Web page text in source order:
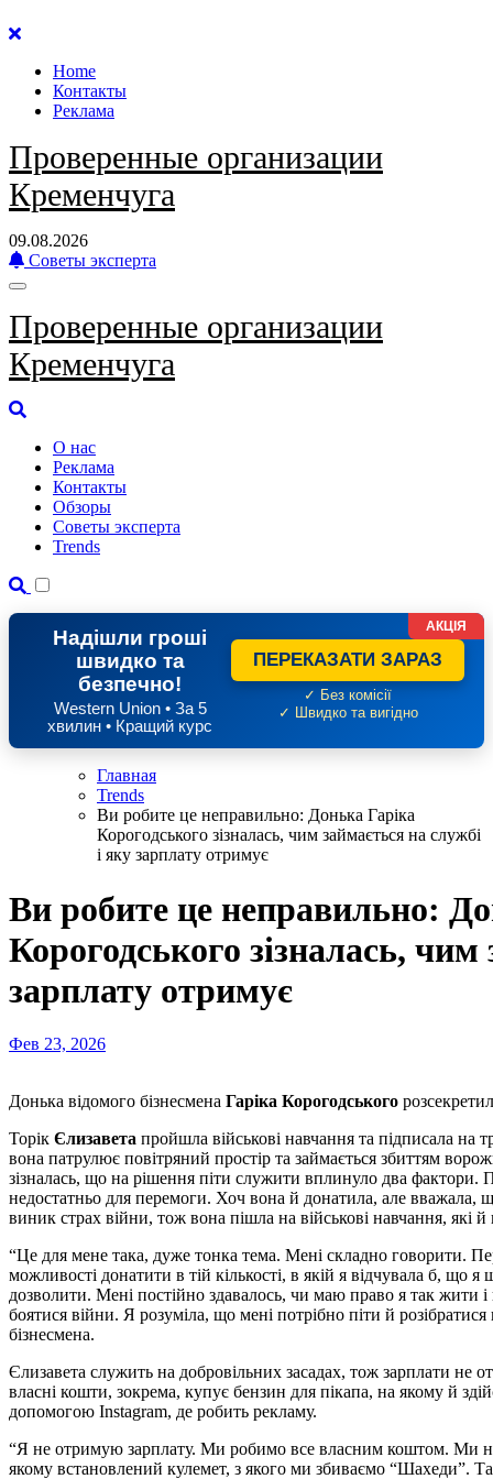
Перейти
содержанию
Home
Контакты
Реклама
Проверенные организации
Кременчуга
09.08.2026
Советы эксперта
Проверенные организации
Кременчуга
О нас
Реклама
Контакты
Обзоры
Советы эксперта
Trends
Надішли гроші
швидко та
безпечно!
Western Union • За 5
хвилин • Кращий курс
ПЕРЕКАЗАТИ ЗАРАЗ
✓ Без комісії
✓ Швидко та вигідно
АКЦІЯ
Главная
Trends
Ви робите це неправильно: Донька Гаріка
Корогодського зізналась, чим займається на службі
і яку зарплату отримує
Ви робите це неправильно:
Корогодського зізналась,
зарплату отримує
Фев 23, 2026
Донька відомого бізнесмена Гаріка Корогодського
Торік Єлизавета пройшла військові навчання та підписала на
вона патрулює повітряний простір та займається збиттям
зізналась, що на рішення піти служити вплинуло два
недостатньо для перемоги. Хоч вона й донатила, але
виник страх війни, тож вона пішла на військові навчання,
“Це для мене така, дуже тонка тема. Мені складно
можливості донатити в тій кількості, в якій я відчувала б, що
дозволити. Мені постійно здавалось, чи маю право я так
боятися війни. Я розуміла, що мені потрібно піти й
бізнесмена.
Єлизавета служить на добровільних засадах, тож зарплати не
власні кошти, зокрема, купує бензин для пікапа, на якому й
допомогою Instagram, де робить рекламу.
“Я не отримую зарплату. Ми робимо все власним коштом. Ми
якому встановлений кулемет, з якого ми збиваємо “Шахеди”.